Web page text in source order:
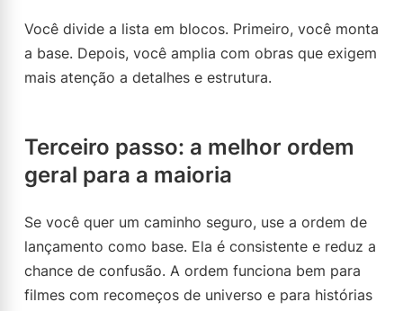
Você divide a lista em blocos. Primeiro, você monta
a base. Depois, você amplia com obras que exigem
mais atenção a detalhes e estrutura.
Terceiro passo: a melhor ordem
geral para a maioria
Se você quer um caminho seguro, use a ordem de
lançamento como base. Ela é consistente e reduz a
chance de confusão. A ordem funciona bem para
filmes com recomeços de universo e para histórias